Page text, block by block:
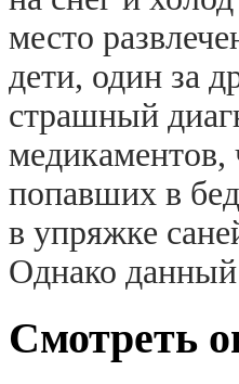
место
дети, один за
страшный
медикаментов,
попавших в
в упряжке
Однако данный
Смотреть